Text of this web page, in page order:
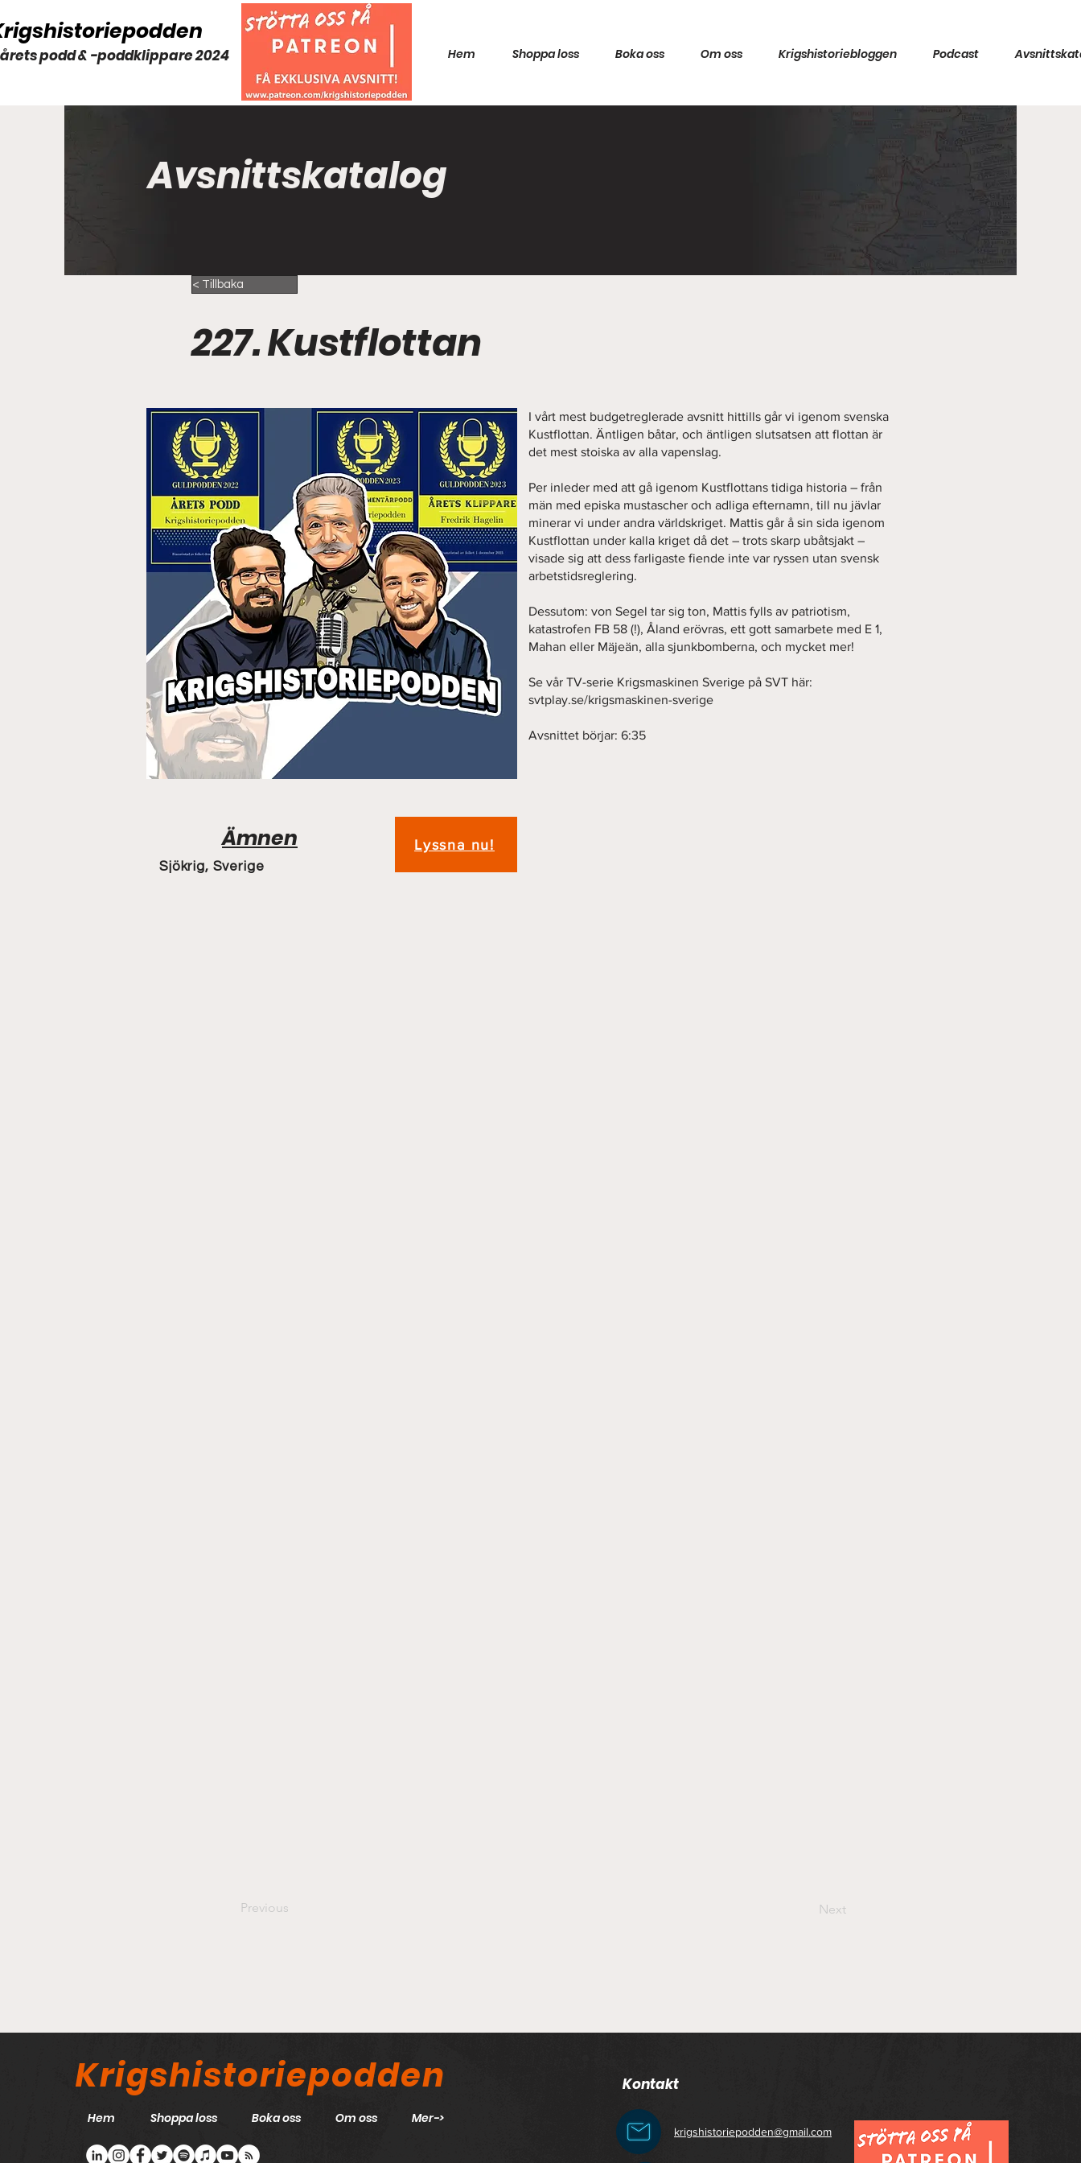
podd & -poddklippare 2024 Hem Shoppa loss Boka oss Om oss Krigshistoriebloggen Podcast
< Tillbaka
227. Kustflottan
Ämnen
Sjökrig, Sverige
Lyssna nu!
I vårt mest budgetreglerade avsnitt hittills går vi igenom svenska
Kustflottan. Äntligen båtar, och äntligen slutsatsen att flottan är
det mest stoiska av alla vapenslag.
Per inleder med att gå igenom Kustflottans tidiga historia – från
män med episka mustascher och adliga efternamn, till nu jävlar
minerar vi under andra världskriget. Mattis går å sin sida igenom
Kustflottan under kalla kriget då det – trots skarp ubåtsjakt –
visade sig att dess farligaste fiende inte var ryssen utan svensk
arbetstidsreglering.
Dessutom: von Segel tar sig ton, Mattis fylls av patriotism,
katastrofen FB 58 (!), Åland erövras, ett gott samarbete med E 1,
Mahan eller Mäjeän, alla sjunkbomberna, och mycket mer!
Se vår TV-serie Krigsmaskinen Sverige på SVT här:
svtplay.se/krigsmaskinen-sverige
Avsnittet börjar: 6:35
Previous Next
Avsnittskatalog
Krigshistoriepodden
Hem Shoppa loss Boka oss Om oss Mer->
Kontakt
krigshistoriepodden@gmail.com